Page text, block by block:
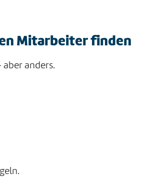
Mitarbeiter finden
anders.